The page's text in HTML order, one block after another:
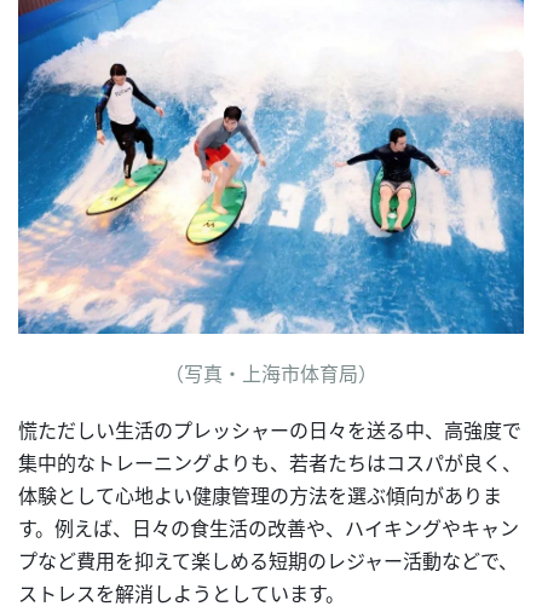
（写真・上海市体育局）
慌ただしい生活のプレッシャーの日々を送る中、高強度で
集中的なトレーニングよりも、若者たちはコスパが良く、
体験として心地よい健康管理の方法を選ぶ傾向がありま
す。例えば、日々の食生活の改善や、ハイキングやキャン
プなど費用を抑えて楽しめる短期のレジャー活動などで、
ストレスを解消しようとしています。